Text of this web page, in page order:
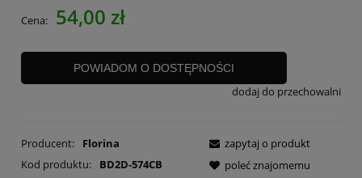
Cena: 54,00 zł
POWIADOM O DOSTĘPNOŚCI
dodaj do przechowalni
Producent:
Florina
Kod produktu:
BD2D-574CB
zapytaj o produkt
poleć znajomemu